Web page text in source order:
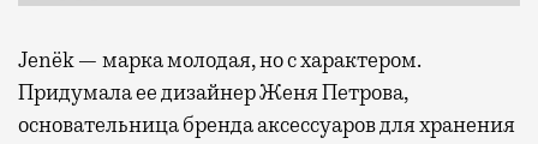
Jenёk — марка молодая, но с характером.
Придумала ее дизайнер Женя Петрова,
основательница бренда аксессуаров для хранения